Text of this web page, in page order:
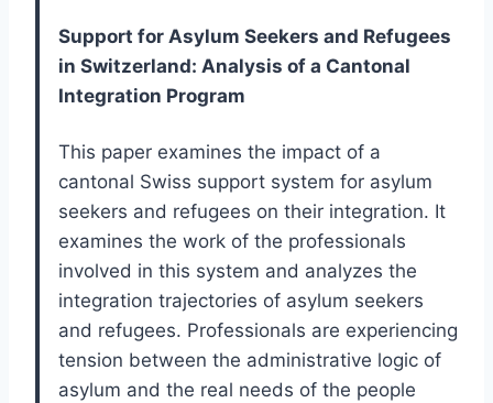
Support for Asylum Seekers and Refugees
in Switzerland: Analysis of a Cantonal
Integration Program
This paper examines the impact of a
cantonal Swiss support system for asylum
seekers and refugees on their integration. It
examines the work of the professionals
involved in this system and analyzes the
integration trajectories of asylum seekers
and refugees. Professionals are experiencing
tension between the administrative logic of
asylum and the real needs of the people